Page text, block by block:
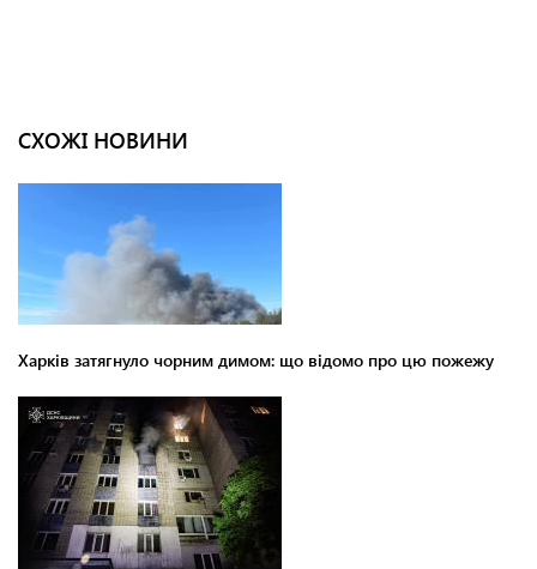
СХОЖІ НОВИНИ
Харків затягнуло чорним димом: що відомо про цю пожежу